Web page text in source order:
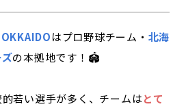
はプロ野球チーム・ 北海
の本拠地です！🏟
若い選手が多く、チームはとて